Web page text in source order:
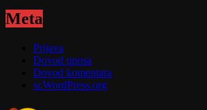
Meta
Prijava
Dovod unosa
Dovod komentara
sr.WordPress.org